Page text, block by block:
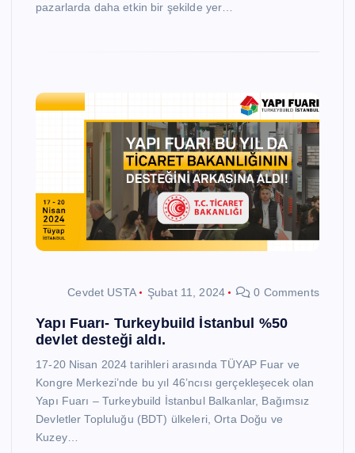
pazarlarda daha etkin bir şekilde yer…
Cevdet USTA Şubat 11, 2024 0 Comments
Yapı Fuarı- Turkeybuild İstanbul %50
devlet desteği aldı.
17-20 Nisan 2024 tarihleri arasında TÜYAP Fuar ve
Kongre Merkezi’nde bu yıl 46’ncısı gerçekleşecek olan
Yapı Fuarı – Turkeybuild İstanbul Balkanlar, Bağımsız
Devletler Topluluğu (BDT) ülkeleri, Orta Doğu ve
Kuzey…